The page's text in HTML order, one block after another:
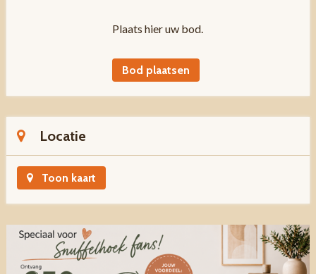
Plaats hier uw bod.
Bod plaatsen
Locatie
Toon kaart